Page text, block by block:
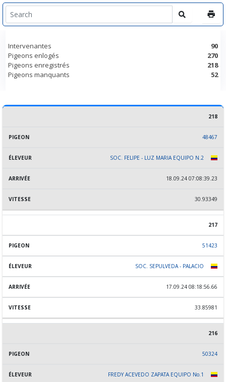
Intervenantes
90
Pigeons enlogés
270
Pigeons enregistrés
218
Pigeons manquants
52
218
48467
SOC. FELIPE - LUZ MARIA EQUIPO N.2
18.09.24 07:08:39.23
30.93349
217
51423
SOC. SEPULVEDA - PALACIO
17.09.24 08:18:56.66
33.85981
216
50324
FREDY ACEVEDO ZAPATA EQUIPO No.1